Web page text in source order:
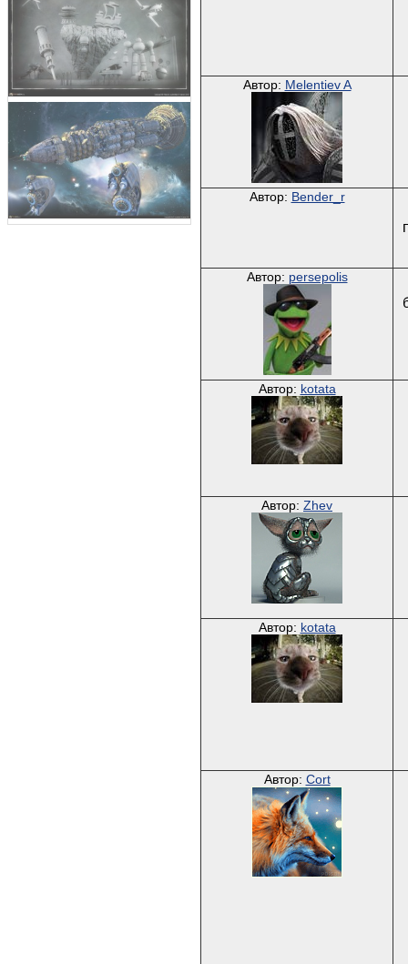
Автор: Melentiev A
Автор: Bender_r
Автор: persepolis
Автор: kotata
Автор: Zhev
Автор: kotata
Автор: Cort